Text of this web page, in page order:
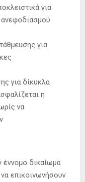
για
για
για δίκυκλα
η
να
έννομο δικαίωμα
επικοινωνήσουν